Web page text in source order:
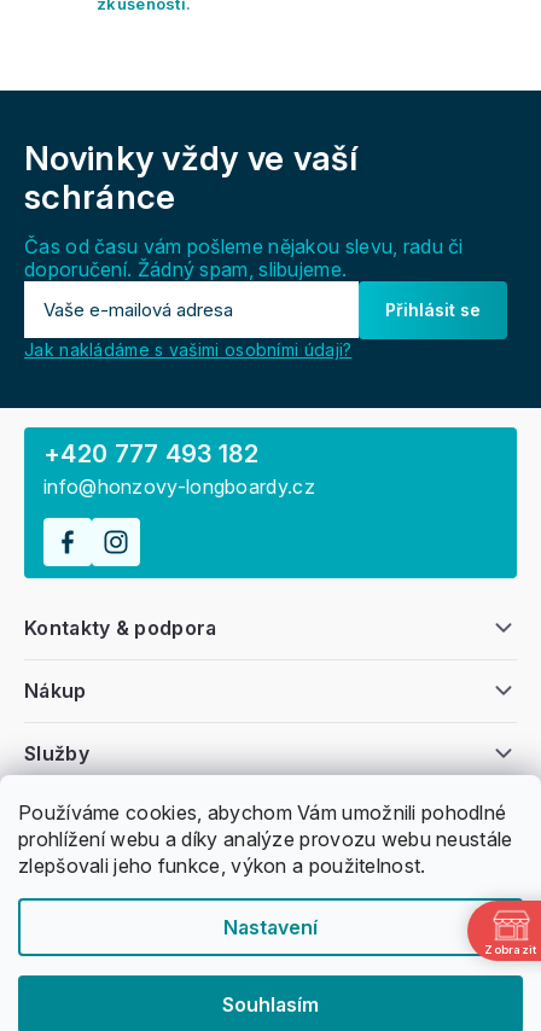
Používáme cookies, abychom Vám umožnili pohodlné
prohlížení webu a díky analýze provozu webu neustále
zlepšovali jeho funkce, výkon a použitelnost.
Nastavení
Souhlasím
Novinky vždy ve vaší
schránce
Čas od času vám pošleme nějakou slevu, radu či
doporučení. Žádný spam, slibujeme.
Přihlásit se
Jak nakládáme s vašimi osobními údaji?
Všeobecné informace
Nákup
Kontakty & podpora
Služby
+420 777 493 182
info@honzovy-longboardy.cz
Nakódoval Pavel Kuneš
Zobrazit